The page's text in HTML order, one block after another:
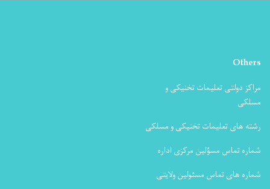
Others
مراکز دولتی تعلیمات تخنیکی و
مسلکی
رشته های تعلیمات تخنیکی و مسلکی
شماره تماس مسؤلین مرکزی اداره
شماره های تماس مسئولین ولایتی